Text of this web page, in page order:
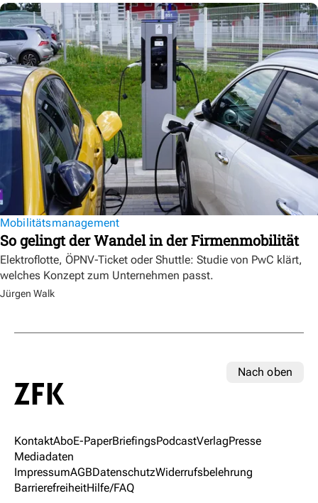
Mobilitätsmanagement
So gelingt der Wandel in der Firmenmobilität
Elektroflotte, ÖPNV-Ticket oder Shuttle: Studie von PwC klärt,
welches Konzept zum Unternehmen passt.
Jürgen Walk
Nach oben
KontaktAboE-PaperBriefingsPodcastVerlagPresse
Mediadaten
ImpressumAGBDatenschutzWiderrufsbelehrung
BarrierefreiheitHilfe/FAQ